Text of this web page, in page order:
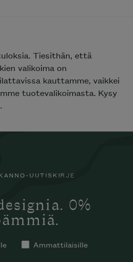
Tiesithän, että
valikoima on
kauttamme, vaikkei
tuotevalikoimasta. Kysy
.
UUTISKIRJE
0%
Ammattilaisille